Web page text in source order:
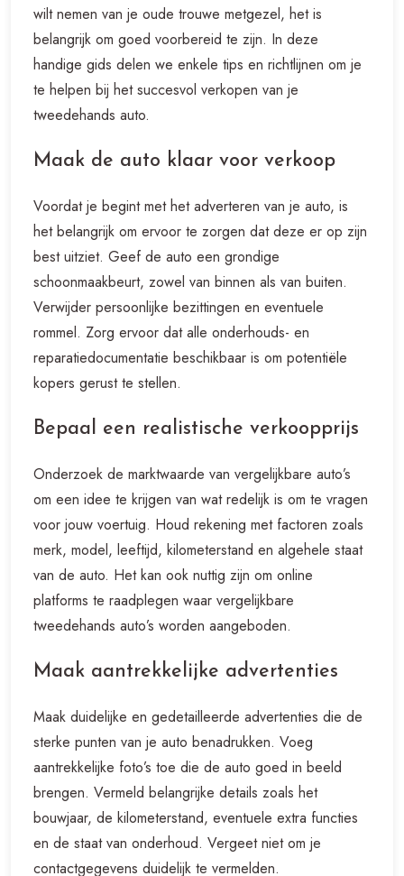
wilt nemen van je oude trouwe metgezel, het is
belangrijk om goed voorbereid te zijn. In deze
handige gids delen we enkele tips en richtlijnen om je
te helpen bij het succesvol verkopen van je
tweedehands auto.
Maak de auto klaar voor verkoop
Voordat je begint met het adverteren van je auto, is
het belangrijk om ervoor te zorgen dat deze er op zijn
best uitziet. Geef de auto een grondige
schoonmaakbeurt, zowel van binnen als van buiten.
Verwijder persoonlijke bezittingen en eventuele
rommel. Zorg ervoor dat alle onderhouds- en
reparatiedocumentatie beschikbaar is om potentiële
kopers gerust te stellen.
Bepaal een realistische verkoopprijs
Onderzoek de marktwaarde van vergelijkbare auto’s
om een idee te krijgen van wat redelijk is om te vragen
voor jouw voertuig. Houd rekening met factoren zoals
merk, model, leeftijd, kilometerstand en algehele staat
van de auto. Het kan ook nuttig zijn om online
platforms te raadplegen waar vergelijkbare
tweedehands auto’s worden aangeboden.
Maak aantrekkelijke advertenties
Maak duidelijke en gedetailleerde advertenties die de
sterke punten van je auto benadrukken. Voeg
aantrekkelijke foto’s toe die de auto goed in beeld
brengen. Vermeld belangrijke details zoals het
bouwjaar, de kilometerstand, eventuele extra functies
en de staat van onderhoud. Vergeet niet om je
contactgegevens duidelijk te vermelden.